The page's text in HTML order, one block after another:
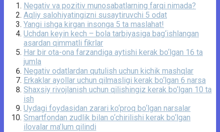
Negativ va pozitiv munosabatlarning farqi nimada?
Aqliy salohiyatingizni susaytiruvchi 5 odat
Yangi ishga kirgan insonga 5 ta maslahat!
Uchdan keyin kech – bola tarbiyasiga bag‘ishlangan
asardan qimmatli fikrlar
Har bir ota-ona farzandiga aytishi kerak bo‘lgan 16 ta
jumla
Negativ odatlardan qutulish uchun kichik mashqlar
Erkaklar ayollar uchun qilmasligi kerak bo‘lgan 6 narsa
Shaxsiy rivojlanish uchun qilishingiz kerak bo‘lgan 10 ta
ish
Uydagi foydasidan zarari ko‘proq bo‘lgan narsalar
Smartfondan zudlik bilan o‘chirilishi kerak bo‘lgan
ilovalar ma’lum qilindi